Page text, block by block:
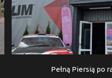
Pełną Piersią po